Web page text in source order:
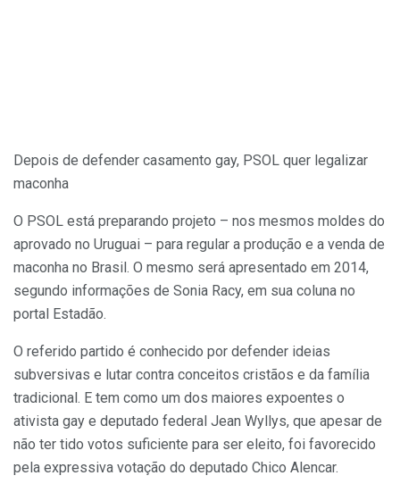
Depois de defender casamento gay, PSOL quer legalizar
maconha
O PSOL está preparando projeto – nos mesmos moldes do
aprovado no Uruguai – para regular a produção e a venda de
maconha no Brasil. O mesmo será apresentado em 2014,
segundo informações de Sonia Racy, em sua coluna no
portal Estadão.
O referido partido é conhecido por defender ideias
subversivas e lutar contra conceitos cristãos e da família
tradicional. E tem como um dos maiores expoentes o
ativista gay e deputado federal Jean Wyllys, que apesar de
não ter tido votos suficiente para ser eleito, foi favorecido
pela expressiva votação do deputado Chico Alencar.